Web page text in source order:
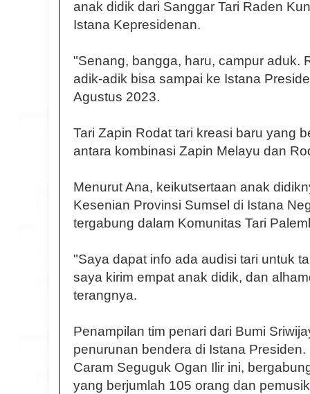
anak didik dari Sanggar Tari Raden
Istana Kepresidenan.
"Senang, bangga, haru, campur aduk.
adik-adik bisa sampai ke Istana
Agustus 2023.
Tari Zapin Rodat tari kreasi baru yang
antara kombinasi Zapin Melayu dan
Menurut Ana, keikutsertaan anak
Kesenian Provinsi Sumsel di Istana
tergabung dalam Komunitas Tari
"Saya dapat info ada audisi tari untuk
saya kirim empat anak didik, dan
terangnya.
Penampilan tim penari dari Bumi
penurunan bendera di Istana
Caram Seguguk Ogan Ilir ini,
yang berjumlah 105 orang dan